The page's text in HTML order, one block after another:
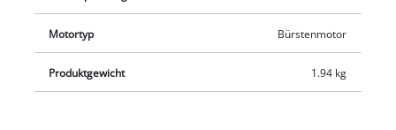
Sicht auf den Einsatzbereich, auch in dunklen Bereichen. Die
Lieferung erfolgt ohne Akku und Ladegerät der Power X-
Change-Reihe, diese sind separat erhältlich, zum Beispiel als
praktisches Starter-Set.
Motortyp Bürstenmotor
Produktgewicht 1.94 kg